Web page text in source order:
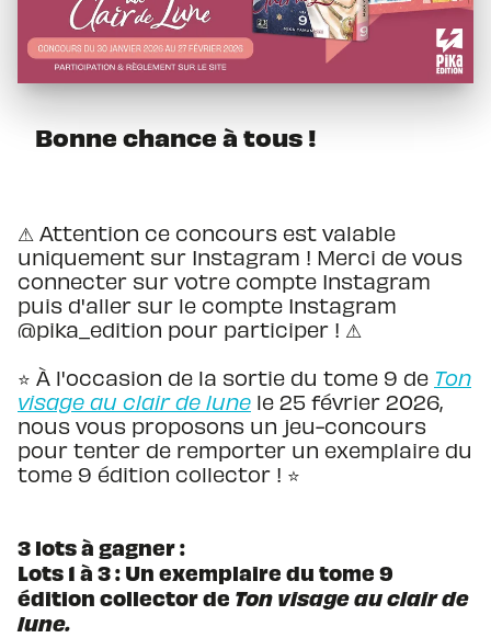
Bonne chance à tous !
⚠ Attention ce concours est valable
uniquement sur Instagram ! Merci de vous
connecter sur votre compte Instagram
puis d'aller sur le compte Instagram
@pika_edition pour participer ! ⚠
⭐ À l'occasion de la sortie du tome 9 de Ton
visage au clair de lune le 25 février 2026,
nous vous proposons un jeu-concours
pour tenter de remporter un exemplaire du
tome 9 édition collector ! ⭐
3 lots à gagner :
Lots 1 à 3 : Un exemplaire du tome 9
édition collector de Ton visage au clair de
lune.